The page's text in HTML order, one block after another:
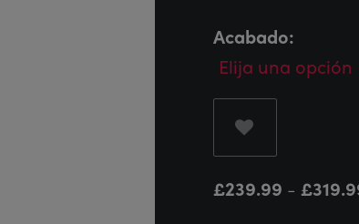
Acabado:
£239.99 - £